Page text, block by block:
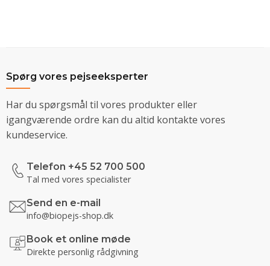
Spørg vores pejseeksperter
Har du spørgsmål til vores produkter eller
igangværende ordre kan du altid kontakte vores
kundeservice.
Telefon +45 52 700 500
Tal med vores specialister
Send en e-mail
info@biopejs-shop.dk
Book et online møde
Direkte personlig rådgivning